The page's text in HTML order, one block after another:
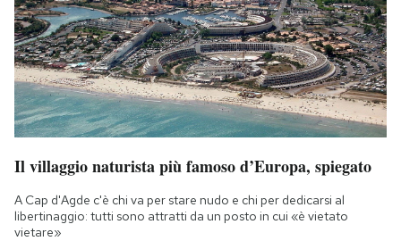
Il villaggio naturista più famoso d’Europa, spiegato
A Cap d'Agde c'è chi va per stare nudo e chi per dedicarsi al
libertinaggio: tutti sono attratti da un posto in cui «è vietato
vietare»